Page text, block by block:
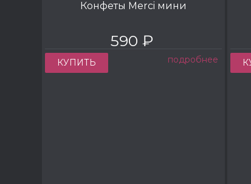
Конфеты Merci мини
590 ₽
КУПИТЬ подробнее